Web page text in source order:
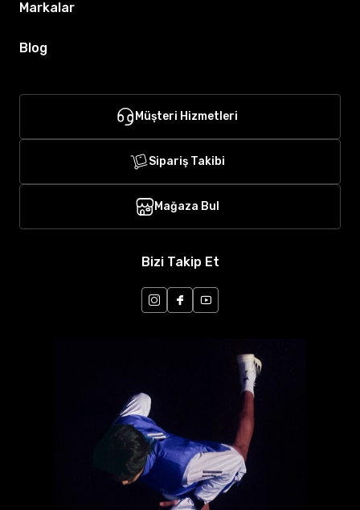
Markalar
Blog
Müşteri Hizmetleri
Sipariş Takibi
Mağaza Bul
Bizi Takip Et